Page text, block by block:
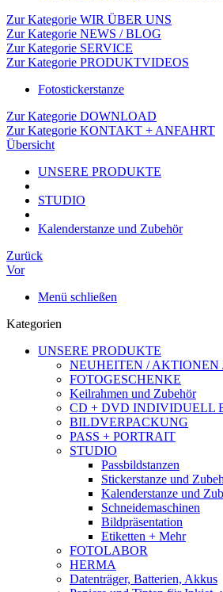
Zur Kategorie WIR ÜBER UNS
Zur Kategorie NEWS / BLOG
Zur Kategorie SERVICE
Zur Kategorie PRODUKTVIDEOS
Fotostickerstanze
Zur Kategorie DOWNLOAD
Zur Kategorie KONTAKT + ANFAHRT
Übersicht
UNSERE PRODUKTE
STUDIO
Kalenderstanze und Zubehör
Zurück
Vor
Menü schließen
Kategorien
UNSERE PRODUKTE
NEUHEITEN / AKTIONEN
FOTOGESCHENKE
Keilrahmen und Zubehör
CD + DVD INDIVIDUELL
BILDVERPACKUNG
PASS + PORTRAIT
STUDIO
Passbildstanzen
Stickerstanze und
Kalenderstanze und
Schneidemaschinen
Bildpräsentation
Etiketten + Mehr
FOTOLABOR
HERMA
Datenträger, Batterien, Akkus